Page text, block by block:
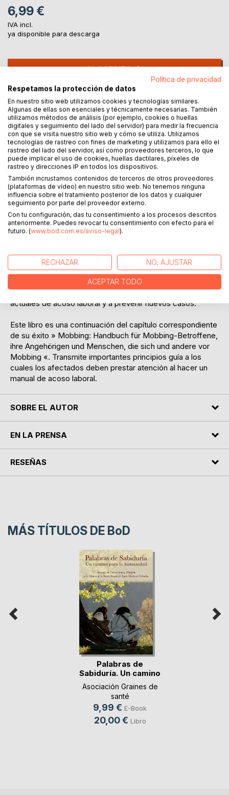
6,99 €
IVA incl.
ya disponible para descarga
AL CARRITO
Añadir a lista de deseo
Haz una reseña
DESCRIPCIÓN
Para Christoph Bisel, fundador de Mobbing-Hilfe Zürich y
presidente de Schweizerischer Verband für Mobbing-
asesoramiento y el coaching es un asunto de pasión.
Como mediador, coach y entrenador, también apoya a las
empresas a responder de manera óptima a los casos
actuales de acoso laboral y a prevenir nuevos casos.
Este libro es una continuación del capítulo correspondiente
de su éxito » Mobbing: Handbuch für Mobbing-Betroffene,
ihre Angehörigen und Menschen, die sich und andere vor
Mobbing «. Transmite importantes principios guía a los
cuales los afectados deben prestar atención al hacer un
manual de acoso laboral.
SOBRE EL AUTOR
EN LA PRENSA
RESEÑAS
MÁS TÍTULOS DE BoD
Palabras de
Sabiduría. Un camino
p(...)
Asociación Graines de
santé
9,99 € E-Book
20,00 € Libro
Política de privacidad
Respetamos la protección de datos
En nuestro sitio web utilizamos cookies y tecnologías similares.
Algunas de ellas son esenciales y técnicamente necesarias. También
utilizamos métodos de análisis (por ejemplo, cookies o huellas
digitales y seguimiento del lado del servidor) para medir la frecuencia
con que se visita nuestro sitio web y cómo se utiliza. Utilizamos
tecnologías de rastreo con fines de marketing y utilizamos para ello el
rastreo del lado del servidor, así como proveedores terceros, lo que
puede implicar el uso de cookies, huellas dactilares, píxeles de
rastreo y direcciones IP en todos los dispositivos.
También incrustamos contenidos de terceros de otros proveedores
(plataformas de vídeo) en nuestro sitio web. No tenemos ninguna
influencia sobre el tratamiento posterior de los datos y cualquier
seguimiento por parte del proveedor externo.
Con tu configuración, das tu consentimiento a los procesos descritos
anteriormente. Puedes revocar tu consentimiento con efecto para el
futuro. (www.bod.com.es/aviso-legal).
RECHAZAR NO, AJUSTAR
ACEPTAR TODO